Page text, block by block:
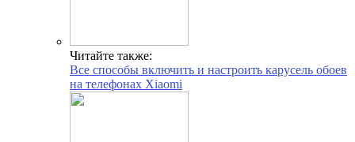
Читайте также:
Все способы включить и настроить карусель обоев
на телефонах Xiaomi